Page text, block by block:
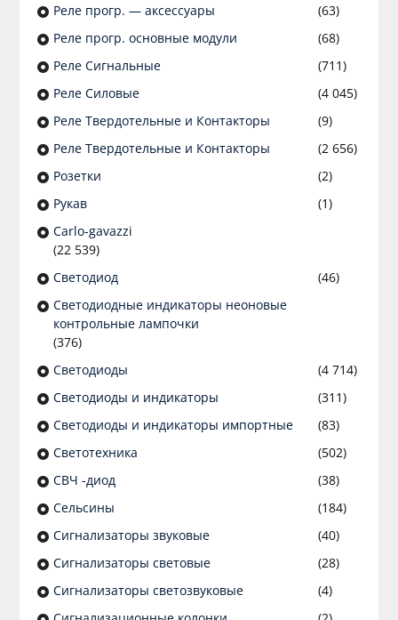
Реле прогр. — аксессуары
(63)
Реле прогр. основные модули
(68)
Реле Сигнальные
(711)
Реле Силовые
(4 045)
Реле Твердотельные и Контакторы
(9)
Реле Твердотельные и Контакторы
(2 656)
Розетки
(2)
Рукав
(1)
Сarlo-gavazzi
(22 539)
Светодиод
(46)
Светодиодные индикаторы неоновые
контрольные лампочки
(376)
Светодиоды
(4 714)
Светодиоды и индикаторы
(311)
Светодиоды и индикаторы импортные
(83)
Светотехника
(502)
СВЧ -диод
(38)
Сельсины
(184)
Сигнализаторы звуковые
(40)
Сигнализаторы световые
(28)
Сигнализаторы светозвуковые
(4)